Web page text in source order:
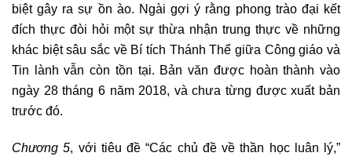
biệt gây ra sự ồn ào. Ngài gợi ý rằng phong trào đại kết
đích thực đòi hỏi một sự thừa nhận trung thực về những
khác biệt sâu sắc về Bí tích Thánh Thể giữa Công giáo và
Tin lành vẫn còn tồn tại. Bản văn được hoàn thành vào
ngày 28 tháng 6 năm 2018, và chưa từng được xuất bản
trước đó.
Chương 5, với tiêu đề “Các chủ đề về thần học luân lý,”